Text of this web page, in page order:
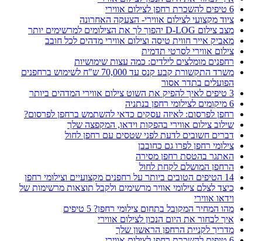
6 טיפים להשכרת רחפן לצילום אווירי
ציוד מקצועי לצילום אווירי- הצעקה האחרונה
מצב צילום D-LOG יהפוך לך את הצילומים למרשימים יותר
מאביק אייר חווית טיסה וצילום אווירי מדהים לכל חובב
צילום אווירי לסרטי תדמית
רחפנים מומלצים לילדים: כמה עצות שימושיות
משרד התקשורת קבע קנס עד 70,000 ש"ח לשימוש ברחפנים
הפועלים בתדר אסור
3 טיפים לאיך להפיק את השוט צילום אווירי המדהים ביותר
6 מיקומים לצילומי רחפן בנתניה
רחפן לפרסום: לאיזה עסקים כדאי להשתמש ברחפן לפרסום?
שילוב צילום אווירי בהפקות וידאו, המקפצה שלך
דברים חשובים לדעת לפני שטסים עם רחפן לחול
צילומי רחפן לפרו גם כחובבן
האתגר בהטסת רחפן מסירה
הרחפן המושלם לקחת לחול
14 הטיפים הטובים ביותר על רחפנים מקצועיים וצילומי רחפן
כיצד לצלם צילומי אוויר מרשימים ולקבל תוצאות מרשימות של
וידאו אווירי
מהו המחיר המקובל בתחום צילומי רחפן? 5 טיפים
איך לבחור את היום הנכון לצילום אווירי
מדריך לקניית הרחפן הראשון שלך